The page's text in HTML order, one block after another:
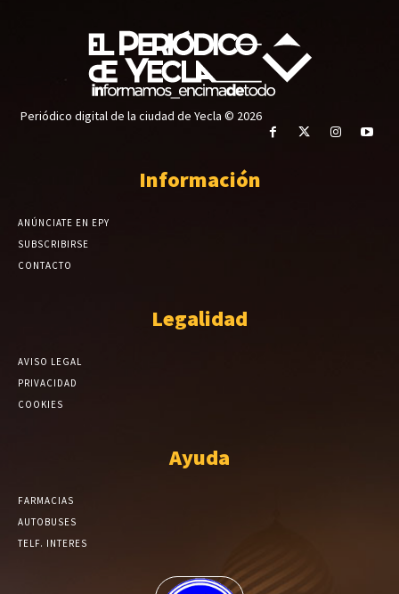
Periódico digital de la ciudad de Yecla © 2026
Información
ANÚNCIATE EN EPY
SUBSCRIBIRSE
CONTACTO
Legalidad
AVISO LEGAL
PRIVACIDAD
COOKIES
Ayuda
FARMACIAS
AUTOBUSES
TELF. INTERES